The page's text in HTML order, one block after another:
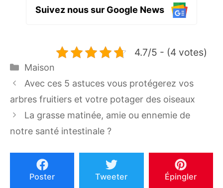
Suivez nous sur Google News
4.7/5 - (4 votes)
Catégories
Maison
Avec ces 5 astuces vous protégerez vos
arbres fruitiers et votre potager des oiseaux
La grasse matinée, amie ou ennemie de
notre santé intestinale ?
Poster Tweeter Épingler